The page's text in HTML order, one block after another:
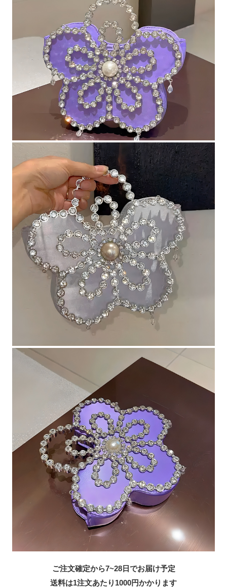
ご注文確定から7~28日でお届け予定
送料は1注文あたり 1000円かかります